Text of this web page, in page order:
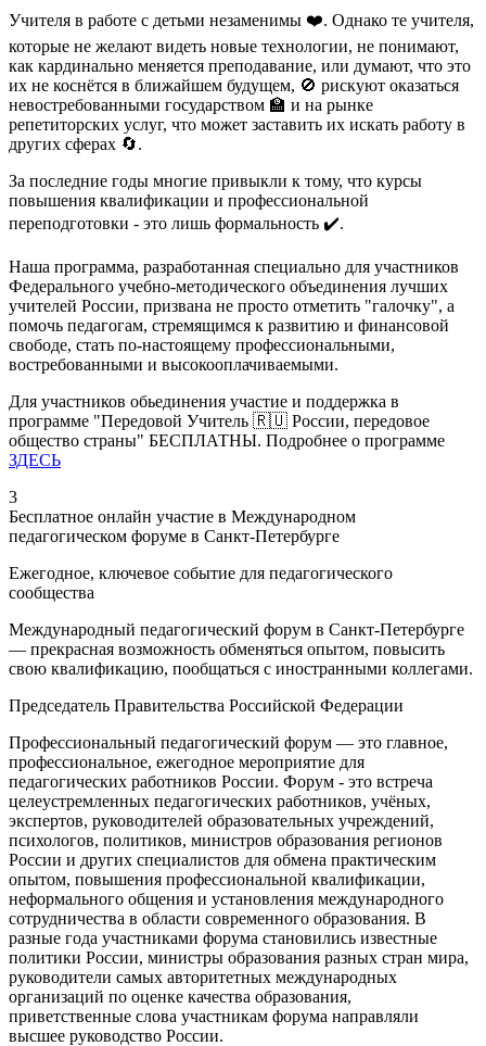
Учителя в работе с детьми незаменимы ❤️. Однако те учителя,
которые не желают видеть новые технологии, не понимают,
как кардинально меняется преподавание, или думают, что это
их не коснётся в ближайшем будущем, 🚫 рискуют оказаться
невостребованными государством 🏫 и на рынке
репетиторских услуг, что может заставить их искать работу в
других сферах 🔄.
За последние годы многие привыкли к тому, что курсы
повышения квалификации и профессиональной
переподготовки - это лишь формальность ✔️.
Наша программа, разработанная специально для участников
Федерального учебно-методического объединения лучших
учителей России, призвана не просто отметить "галочку", а
помочь педагогам, стремящимся к развитию и финансовой
свободе, стать по-настоящему профессиональными,
востребованными и высокооплачиваемыми.
Для участников обьединения участие и поддержка в
программе "Передовой Учитель 🇷🇺 России, передовое
общество страны" БЕСПЛАТНЫ. Подробнее о программе
ЗДЕСЬ
3
Бесплатное онлайн участие в Международном
педагогическом форуме в Санкт-Петербурге
Ежегодное, ключевое событие для педагогического
сообщества
Международный педагогический форум в Санкт-Петербурге
— прекрасная возможность обменяться опытом, повысить
свою квалификацию, пообщаться с иностранными коллегами.
Председатель Правительства Российской Федерации
Профессиональный педагогический форум — это главное,
профессиональное, ежегодное мероприятие для
педагогических работников России. Форум - это встреча
целеустремленных педагогических работников, учёных,
экспертов, руководителей образовательных учреждений,
психологов, политиков, министров образования регионов
России и других специалистов для обмена практическим
опытом, повышения профессиональной квалификации,
неформального общения и установления международного
сотрудничества в области современного образования. В
разные года участниками форума становились известные
политики России, министры образования разных стран мира,
руководители самых авторитетных международных
организаций по оценке качества образования,
приветственные слова участникам форума направляли
высшее руководство России.